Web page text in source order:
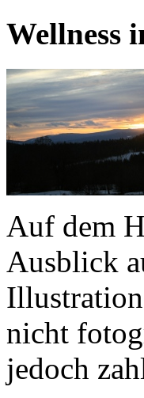
Wellness
Auf dem
Ausblick
nicht
jedoch